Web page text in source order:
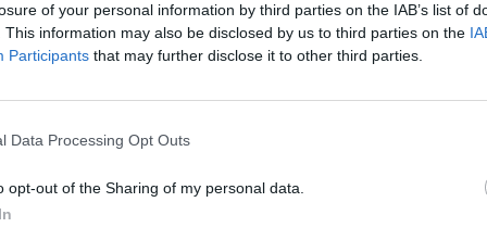
of your personal information by third parties on the IAB’s list of
This information may also be disclosed by us to third parties on the
Participants that may further disclose it to other third parties.
Data Processing Opt Outs
opt-out of the Sharing of my personal data.
apie praeitį: „Kelias čia buvo prieš
jį sunaikino.“
tačiau vietos gyventojai